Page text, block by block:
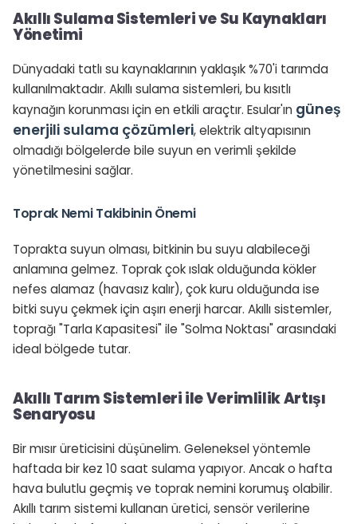
Akıllı Sulama Sistemleri ve Su Kaynakları
Yönetimi
Dünyadaki tatlı su kaynaklarının yaklaşık %70'i tarımda
kullanılmaktadır. Akıllı sulama sistemleri, bu kısıtlı
kaynağın korunması için en etkili araçtır. Esular'ın güneş
enerjili sulama çözümleri, elektrik altyapısının
olmadığı bölgelerde bile suyun en verimli şekilde
yönetilmesini sağlar.
Toprak Nemi Takibinin Önemi
Toprakta suyun olması, bitkinin bu suyu alabileceği
anlamına gelmez. Toprak çok ıslak olduğunda kökler
nefes alamaz (havasız kalır), çok kuru olduğunda ise
bitki suyu çekmek için aşırı enerji harcar. Akıllı sistemler,
toprağı "Tarla Kapasitesi" ile "Solma Noktası" arasındaki
ideal bölgede tutar.
Akıllı Tarım Sistemleri ile Verimlilik Artışı
Senaryosu
Bir mısır üreticisini düşünelim. Geleneksel yöntemle
haftada bir kez 10 saat sulama yapıyor. Ancak o hafta
hava bulutlu geçmiş ve toprak nemini korumuş olabilir.
Akıllı tarım sistemi kullanan üretici, sensör verilerine